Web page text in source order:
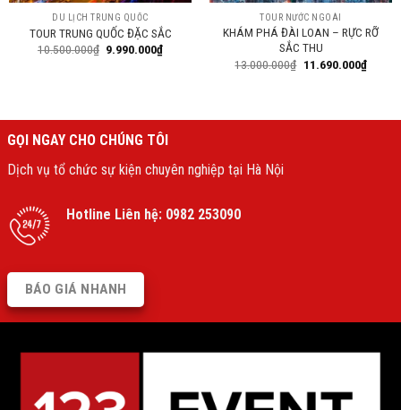
DU LỊCH TRUNG QUỐC
TOUR TRUNG QUỐC ĐẶC SẮC
10.500.000₫ 9.990.000₫
TOUR NƯỚC NGOÀI
KHÁM PHÁ ĐÀI LOAN – RỰC RỠ
SẮC THU
13.000.000₫ 11.690.000₫
GỌI NGAY CHO CHÚNG TÔI
Dịch vụ tổ chức sự kiện chuyên nghiệp tại Hà Nội
Hotline Liên hệ: 0982 253090
BÁO GIÁ NHANH